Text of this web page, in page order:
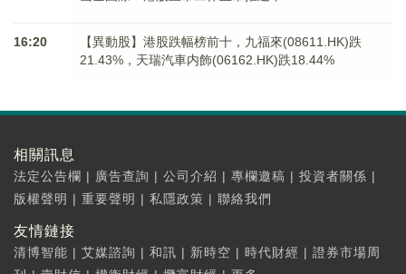
16:20
【異動股】港股跌幅榜前十，九福來(08611.HK)跌
21.43%，天瑞汽車内飾(06162.HK)跌18.44%
相關訊息
法定公告欄 | 廣告查詢 | 公司介紹 | 專欄邀稿 | 投資者關係 |
版權聲明 | 重要聲明 | 私隱政策 | 聯絡我們
友情鏈接
清博智能 | 艾媒諮詢 | 和訊 | 新時空 | 時代財經 | 證券市場周